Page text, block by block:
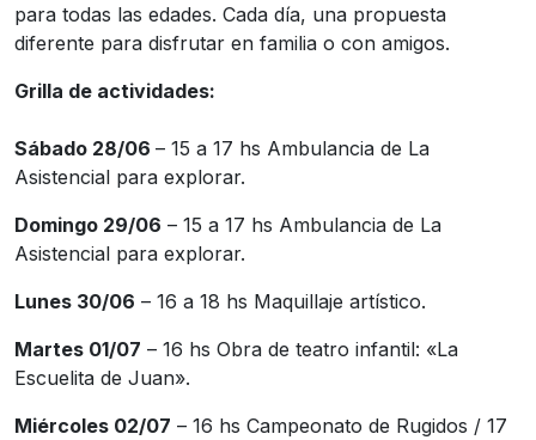
para todas las edades. Cada día, una propuesta
diferente para disfrutar en familia o con amigos.
Grilla de actividades:
Sábado 28/06 – 15 a 17 hs Ambulancia de La
Asistencial para explorar.
Domingo 29/06 – 15 a 17 hs Ambulancia de La
Asistencial para explorar.
Lunes 30/06 – 16 a 18 hs Maquillaje artístico.
Martes 01/07 – 16 hs Obra de teatro infantil: «La
Escuelita de Juan».
Miércoles 02/07 – 16 hs Campeonato de Rugidos / 17